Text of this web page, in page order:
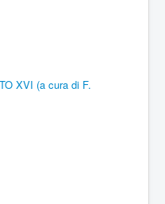
XVI (a cura di F.